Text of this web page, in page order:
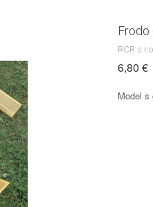
Frodo
RCR
6,80 €
Model s